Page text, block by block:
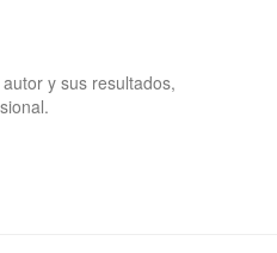
y sus resultados,